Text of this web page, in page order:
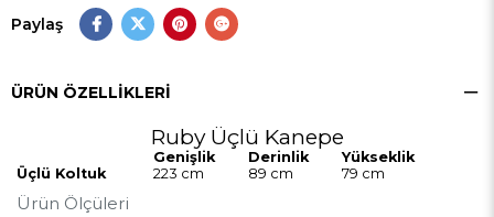
Paylaş
ÜRÜN ÖZELLIKLERI
Ruby Üçlü Kanepe
Ürün Ölçüleri
Genişlik Derinlik
Yükseklik
Üçlü Koltuk
223 cm 89 cm 79 cm